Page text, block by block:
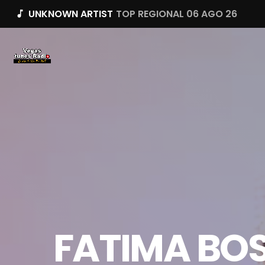
music_note UNKNOWN ARTIST TOP REGIONAL 06 AGO 26
FATIMA